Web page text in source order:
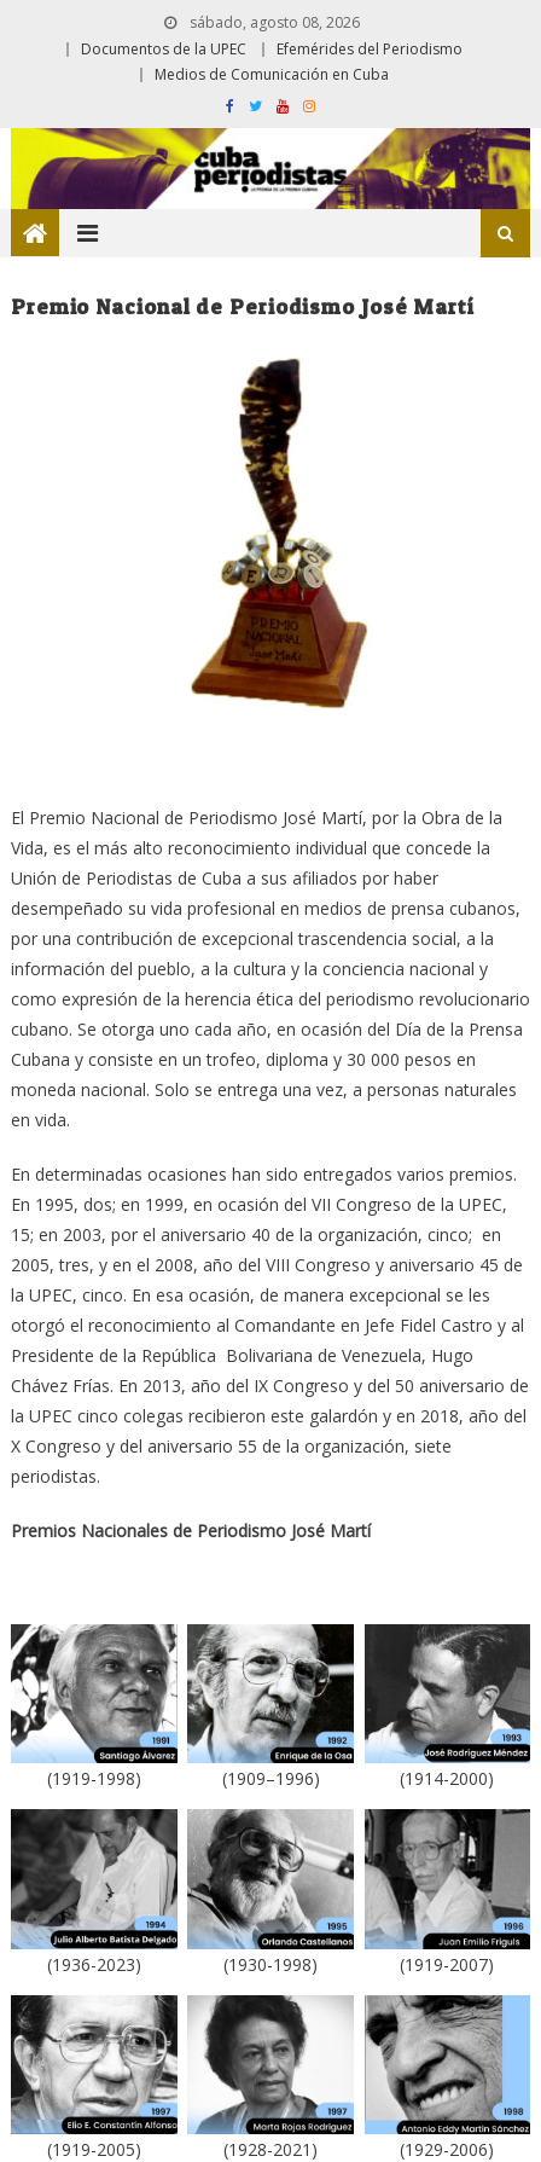
sábado, agosto 08, 2026
Documentos de la UPEC
Efemérides del Periodismo
Medios de Comunicación en Cuba
Premio Nacional de Periodismo José Martí
El Premio Nacional de Periodismo José Martí, por la Obra de la
Vida, es el más alto reconocimiento individual que concede la
Unión de Periodistas de Cuba a sus afiliados por haber
desempeñado su vida profesional en medios de prensa cubanos,
por una contribución de excepcional trascendencia social, a la
información del pueblo, a la cultura y la conciencia nacional y
como expresión de la herencia ética del periodismo revolucionario
cubano. Se otorga uno cada año, en ocasión del Día de la Prensa
Cubana y consiste en un trofeo, diploma y 30 000 pesos en
moneda nacional. Solo se entrega una vez, a personas naturales
en vida.
En determinadas ocasiones han sido entregados varios premios.
En 1995, dos; en 1999, en ocasión del VII Congreso de la UPEC,
15; en 2003, por el aniversario 40 de la organización, cinco; en
2005, tres, y en el 2008, año del VIII Congreso y aniversario 45 de
la UPEC, cinco. En esa ocasión, de manera excepcional se les
otorgó el reconocimiento al Comandante en Jefe Fidel Castro y al
Presidente de la República Bolivariana de Venezuela, Hugo
Chávez Frías. En 2013, año del IX Congreso y del 50 aniversario de
la UPEC cinco colegas recibieron este galardón y en 2018, año del
X Congreso y del aniversario 55 de la organización, siete
periodistas.
Premios Nacionales de Periodismo José Martí
(1919-1998) (1909–1996) (1914-2000)
(1936-2023) (1930-1998) (1919-2007)
(1919-2005) (1928-2021) (1929-2006)